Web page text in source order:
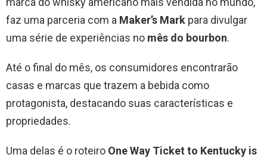
faz uma parceria com a Maker’s Mark para divulgar
uma série de experiências no mês do bourbon.
Até o final do mês, os consumidores encontrarão
casas e marcas que trazem a bebida como
protagonista, destacando suas características e
propriedades.
Uma delas é o roteiro One Way Ticket to Kentucky is